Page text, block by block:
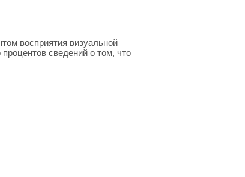
восприятия визуальной
сведений о том, что